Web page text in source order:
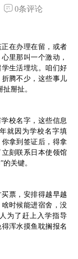
0条评论
在办理在留，或者
里那叫一个激动，
生活埋坑。咱们好
腾不少，这些事儿
掰扯。
校名字，这些信息
就因为学校名字填
拿到签证后，得拿
刻联系日本使领馆
关键。
票，安排得越早越
时候能进宿舍，没
为了赶上入学指导
浑水摸鱼耽搁报名